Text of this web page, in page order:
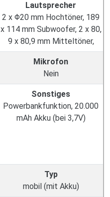
Lautsprecher
2 x Φ20 mm Hochtöner, 189
x 114 mm Subwoofer, 2 x 80,
9 x 80,9 mm Mitteltöner,
Mikrofon
Nein
Sonstiges
Powerbankfunktion, 20.000
mAh Akku (bei 3,7V)
Typ
mobil (mit Akku)